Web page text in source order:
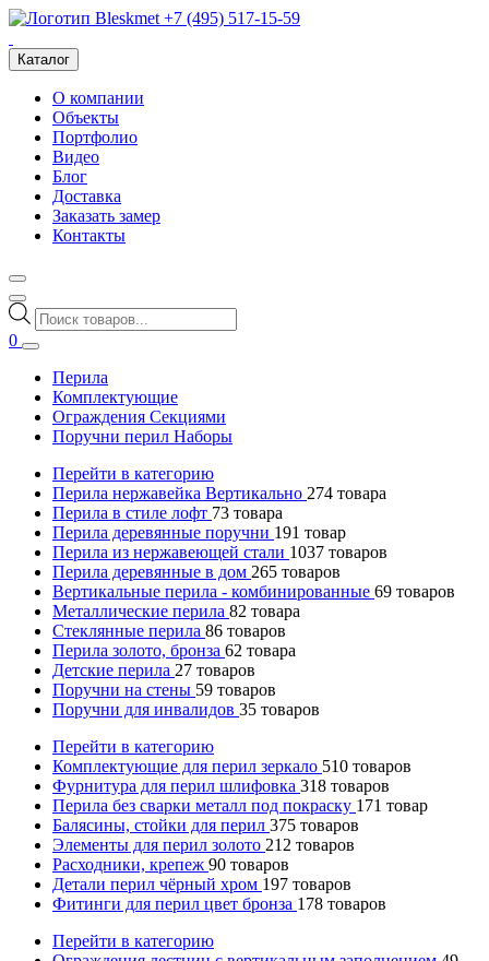
+7 (495) 517-15-59
Каталог
О компании
Объекты
Портфолио
Видео
Блог
Доставка
Заказать замер
Контакты
Поиск
товаров
0
Перила
Комплектующие
Ограждения Секциями
Поручни перил Наборы
Перейти в категорию
Перила нержавейка Вертикально 274 товара
Перила в стиле лофт 73 товара
Перила деревянные поручни 191 товар
Перила из нержавеющей стали 1037 товаров
Перила деревянные в дом 265 товаров
Вертикальные перила - комбинированные 69 товаров
Металлические перила 82 товара
Стеклянные перила 86 товаров
Перила золото, бронза 62 товара
Детские перила 27 товаров
Поручни на стены 59 товаров
Поручни для инвалидов 35 товаров
Перейти в категорию
Комплектующие для перил зеркало 510 товаров
Фурнитура для перил шлифовка 318 товаров
Перила без сварки металл под покраску 171 товар
Балясины, стойки для перил 375 товаров
Элементы для перил золото 212 товаров
Расходники, крепеж 90 товаров
Детали перил чёрный хром 197 товаров
Фитинги для перил цвет бронза 178 товаров
Перейти в категорию